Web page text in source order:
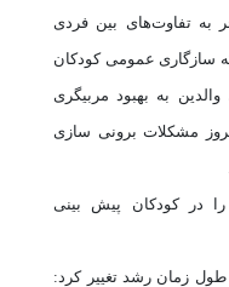
به تفاوت‌های بین فردی
سازگاری عمومی کودکان
به بهبود مربیگری
مشکلات برونی سازی
در کودکان پیش بینی
طول زمان رشد تغییر کرد: